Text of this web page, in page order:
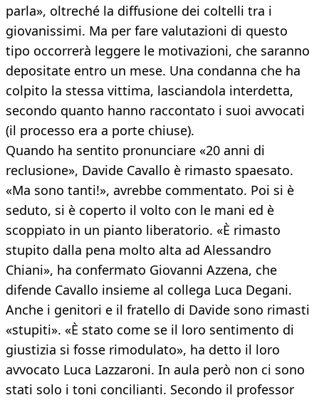
parla», oltreché la diffusione dei coltelli tra i
giovanissimi. Ma per fare valutazioni di questo
tipo occorrerà leggere le motivazioni, che saranno
depositate entro un mese. Una condanna che ha
colpito la stessa vittima, lasciandola interdetta,
secondo quanto hanno raccontato i suoi avvocati
(il processo era a porte chiuse).
Quando ha sentito pronunciare «20 anni di
reclusione», Davide Cavallo è rimasto spaesato.
«Ma sono tanti!», avrebbe commentato. Poi si è
seduto, si è coperto il volto con le mani ed è
scoppiato in un pianto liberatorio. «È rimasto
stupito dalla pena molto alta ad Alessandro
Chiani», ha confermato Giovanni Azzena, che
difende Cavallo insieme al collega Luca Degani.
Anche i genitori e il fratello di Davide sono rimasti
«stupiti». «È stato come se il loro sentimento di
giustizia si fosse rimodulato», ha detto il loro
avvocato Luca Lazzaroni. In aula però non ci sono
stati solo i toni concilianti. Secondo il professor